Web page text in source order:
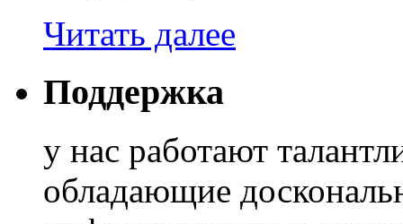
Читать далее
Поддержка
у нас работают
обладающие